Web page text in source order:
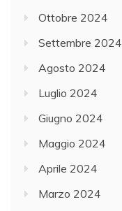
Ottobre 2024
Settembre 2024
Agosto 2024
Luglio 2024
Giugno 2024
Maggio 2024
Aprile 2024
Marzo 2024